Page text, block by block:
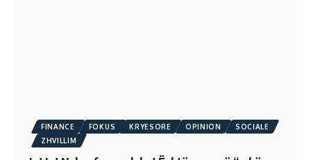
FINANCE FOKUS KRYESORE OPINION
SOCIALE
ZHVILLIM